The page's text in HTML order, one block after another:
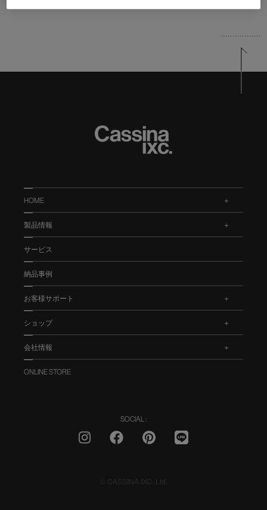
HOME
製品情報
サービス
納品事例
お客様サポート
ショップ
会社情報
ONLINE STORE
SOCIAL :
© CASSINA IXC. Ltd.